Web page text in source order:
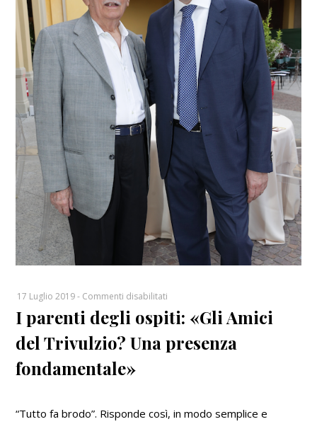
17 Luglio 2019- Commenti disabilitati
I
parenti
degli
del
I parenti degli ospiti: «Gli Amici
del Trivulzio? Una presenza
fondamentale»
“Tutto fa brodo”. Risponde così, in modo semplice e